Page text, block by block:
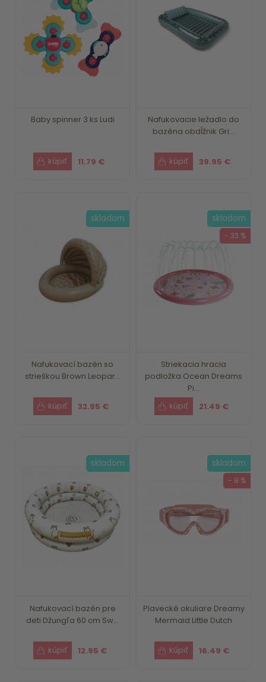
Baby spinner 3 ks Ludi
11.79 €
Nafukovacie ležadlo do
bazéna obdĺžnik Gri...
39.95 €
Nafukovací bazén so
strieškou Brown Leopar...
32.95 €
skladom
Striekacia hracia
podložka Ocean Dreams
Pi...
21.49 €
skladom
- 33 %
Nafukovací bazén pre
deti Džungľa 60 cm Sw...
12.95 €
skladom
Plavecké okuliare Dreamy
Mermaid Little Dutch
16.49 €
skladom
- 8 %